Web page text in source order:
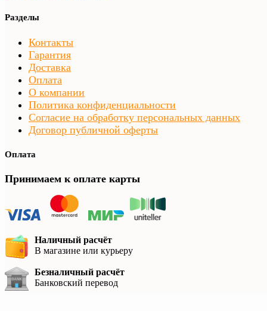
Разделы
Контакты
Гарантия
Доставка
Оплата
О компании
Политика конфиденциальности
Согласие на обработку персональных данных
Договор публичной оферты
Оплата
Принимаем к оплате карты
Наличный расчёт
В магазине или курьеру
Безналичный расчёт
Банковский перевод